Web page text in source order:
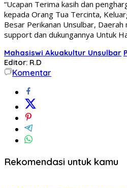
“Ucapan Terima kasih dan
kepada Orang Tua Tercinta,
Besar Perikanan Unsulbar, Daerah
support dan dukungannya Untuk
Mahasiswi Akuakultur Unsulbar
Editor: R.D
Komentar
Rekomendasi untuk kamu